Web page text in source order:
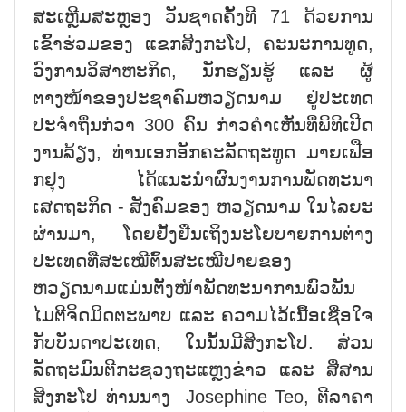
ສະເຫຼີມສະຫຼອງ ວັນຊາດຄັ້ງທີ 71 ດ້ວຍການ
ເຂົ້າຮ່ວມຂອງ ແຂກສິງກະໂປ, ຄະນະການທູດ,
ວົງການວິສາຫະກິດ, ນັກຮຽນຮູ້ ແລະ ຜູ້
ຕາງໜ້າຂອງປະຊາຄົມຫວຽດນາມ ຢູ່ປະເທດ
ປະຈຳຖິ່ນກ່ວາ 300 ຄົນ ກ່າວຄຳເຫັນທີ່ພິທີເປີດ
ງານລ້ຽງ, ທ່ານເອກອັກຄະລັດຖະທູດ ມາຍເຟືອ
ກຢຸງ ໄດ້ແນະນຳຜົນງານການພັດທະນາ
ເສດຖະກິດ - ສັງຄົມຂອງ ຫວຽດນາມ ໃນໄລຍະ
ຜ່ານມາ, ໂດຍຢັ້ງຢືນເຖິງນະໂຍບາຍການຕ່າງ
ປະເທດທີ່ສະເໝີຕົ້ນສະເໝີປາຍຂອງ
ຫວຽດນາມແມ່ນຕັ້ງໜ້າພັດທະນາການພົວພັນ
ໄມຕີຈິດມິດຕະພາບ ແລະ ຄວາມໄວ້ເນື້ອເຊື່ອໃຈ
ກັບບັນດາປະເທດ, ໃນນັ້ນມີສິງກະໂປ. ສ່ວນ
ລັດຖະມົນຕີກະຊວງຖະແຫຼງຂ່າວ ແລະ ສື່ສານ
ສິງກະໂປ ທ່ານນາງ Josephine Teo, ຕີລາຄາ